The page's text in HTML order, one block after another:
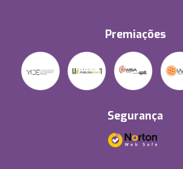
Premiações
Segurança